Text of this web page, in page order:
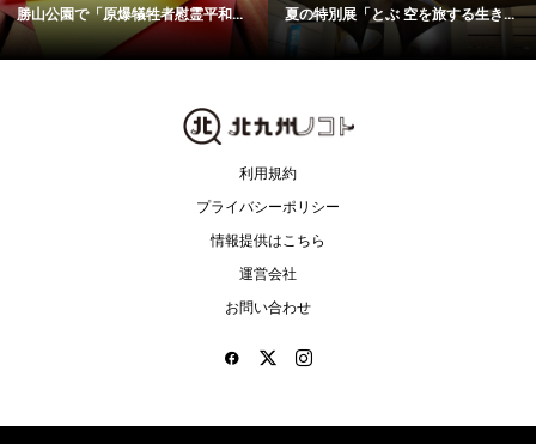
勝山公園で「原爆犠牲者慰霊平和... 夏の特別展「とぶ 空を旅する生き...
利用規約
プライバシーポリシー
情報提供はこちら
運営会社
お問い合わせ